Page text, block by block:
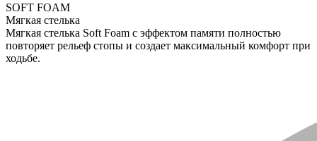
SOFT FOAM
Мягкая стелька
Мягкая стелька Soft Foam с эффектом памяти полностью
повторяет рельеф стопы и создает максимальный комфорт при
ходьбе.